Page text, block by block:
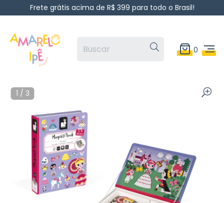
Frete grátis acima de R$ 399 para todo o Brasil!
0
1 / 3